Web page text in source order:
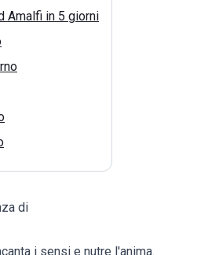
Amalfi in 5 giorni
di
i sensi e nutre l'anima.